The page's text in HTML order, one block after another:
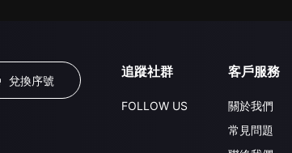
兌換序號
追蹤社群
FOLLOW US
客戶服務
關於我們
常見問題